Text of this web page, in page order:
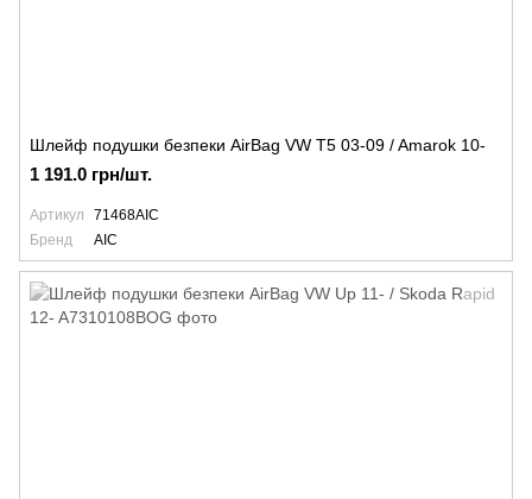
Шлейф подушки безпеки AirBag VW T5 03-09 / Amarok 10-
1 191.0 грн/шт.
Артикул
71468AIC
Бренд
AIC